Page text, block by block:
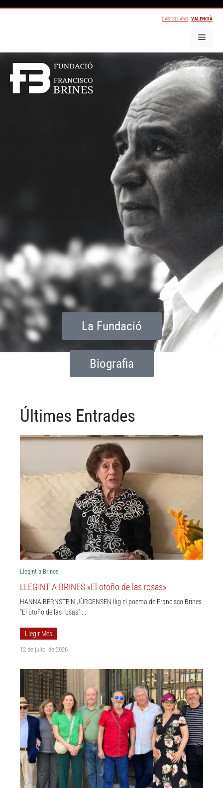
CASTELLANO VALENCIÀ
La Fundació
Biografia
Últimes Entrades
Llegint a Brines
LLEGINT A BRINES «El otoño de las rosas»
HANNA BERNSTEIN JÜRGENSEN llig el poema de Francisco Brines
"El otoño de las rosas" ...
Llegir Més
12 de juliol de 2026